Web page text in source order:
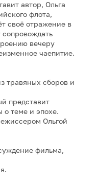
автор, Ольга
флота,
своё отражение в
сопровождать
вечеру
чаепитие.
травяных сборов и
представит
о теме и эпохе.
Ольгой
фильма,